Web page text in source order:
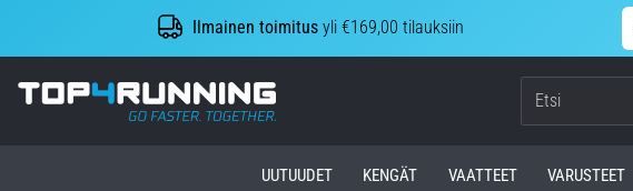
Ilmainen toimitus yli €169,00 tilauksiin
Top4Running.fi
UUTUUDET KENGÄT VAATTEET VARUSTEET